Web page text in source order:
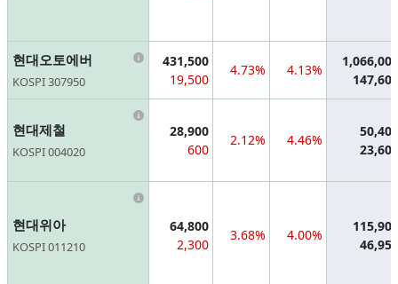
현대오토에버
KOSPI 307950
Information
431,500
19,500
4.73% 4.13%
1,066,000
147,600
현대제철
KOSPI 004020
Information
28,900
600
2.12% 4.46%
50,400
23,600
현대위아
KOSPI 011210
Information
64,800
2,300
3.68% 4.00%
115,900
46,950